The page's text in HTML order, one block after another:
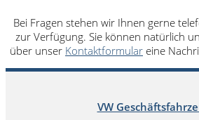
Bei Fragen stehen wir Ihnen gerne
zur Verfügung. Sie können natürlich
über unser Kontaktformular eine
VW